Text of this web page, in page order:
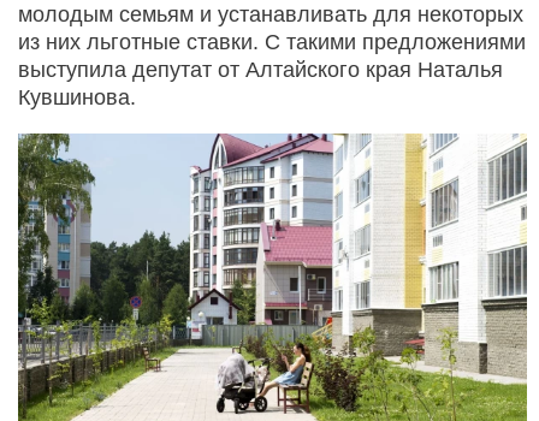
молодым семьям и устанавливать для некоторых
из них льготные ставки. С такими предложениями
выступила депутат от Алтайского края Наталья
Кувшинова.